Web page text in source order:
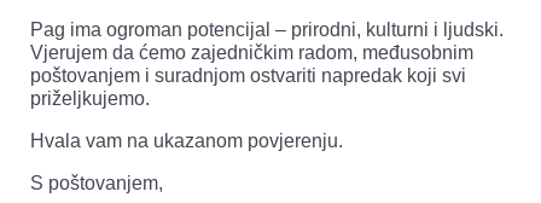
Pag ima ogroman potencijal – prirodni, kulturni i ljudski.
Vjerujem da ćemo zajedničkim radom, međusobnim
poštovanjem i suradnjom ostvariti napredak koji svi
priželjkujemo.
Hvala vam na ukazanom povjerenju.
S poštovanjem,